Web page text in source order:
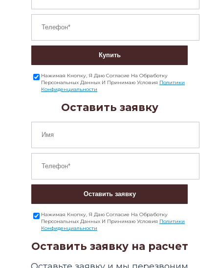
Купить
Нажимая Кнопку, Я Даю Согласие На Обработку
Персональных Данных И Принимаю Условия Политики
Конфиденциальности
Оставить заявку
Оставить заявку
Нажимая Кнопку, Я Даю Согласие На Обработку
Персональных Данных И Принимаю Условия Политики
Конфиденциальности
Оставить заявку на расчет